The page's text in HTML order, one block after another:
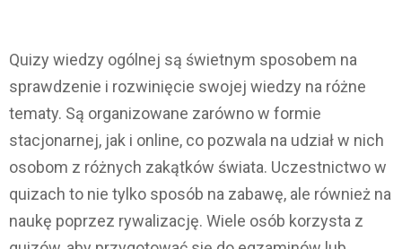
Quizy wiedzy ogólnej są świetnym sposobem na
sprawdzenie i rozwinięcie swojej wiedzy na różne
tematy. Są organizowane zarówno w formie
stacjonarnej, jak i online, co pozwala na udział w nich
osobom z różnych zakątków świata. Uczestnictwo w
quizach to nie tylko sposób na zabawę, ale również na
naukę poprzez rywalizację. Wiele osób korzysta z